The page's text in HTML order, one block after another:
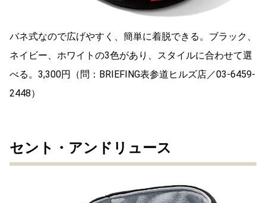
バネ式なので広げやすく、簡単に着脱できる。ブラック、
ネイビー、ホワイトの3色があり、スタイルに合わせて選
べる。3,300円（問：BRIEFING表参道ヒルズ店／03-6459-
2448）
セント・アンドリュース